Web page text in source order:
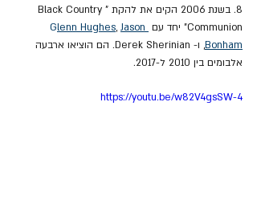
8. בשנת 2006 הקים את להקת "Black Country
Communion" יחד עם
Glenn Hughes, Jason
Bonham
, ו- Derek Sherinian. הם הוציאו ארבעה
אלבומים בין 2010 ל-2017.
https://youtu.be/w82V4gsSW-4